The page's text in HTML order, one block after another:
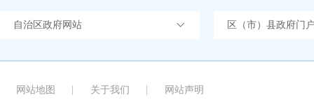
自治区政府网站 区（市）县政府门
网站地图 关于我们 网站声明